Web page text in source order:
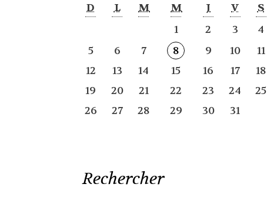
D L M M J V
S
1
2 3
4
5
6 7 8 9 10
11
12
13 14 15 16 17
18
19
20 21 22 23 24
25
26
27 28 29 30 31
Rechercher